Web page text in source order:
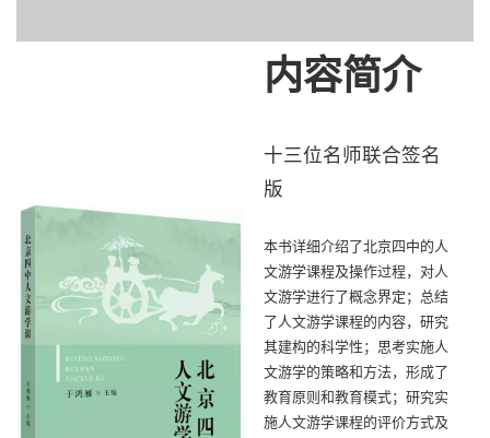
内容简介
十三位名师联合签名
版
本书详细介绍了北京四中的人
文游学课程及操作过程，对人
文游学进行了概念界定；总结
了人文游学课程的内容，研究
其建构的科学性；思考实施人
文游学的策略和方法，形成了
教育原则和教育模式；研究实
施人文游学课程的评价方式及